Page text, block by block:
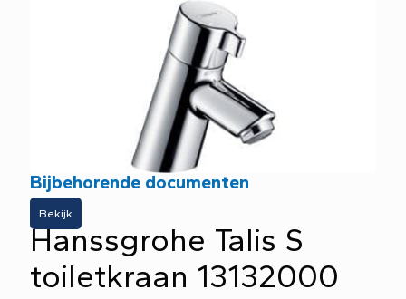
Bijbehorende documenten
Bekijk
Hanssgrohe Talis S
toiletkraan 13132000